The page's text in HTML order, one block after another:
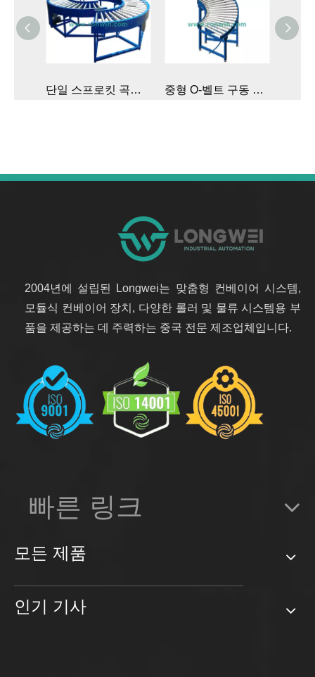
단일 스프로킷 곡선 구동 롤러 컨베이어 라인 중형 O-벨트 구동 곡선형 롤러 컨베이어
2004년에 설립된 Longwei는 맞춤형 컨베이어 시스템,
모듈식 컨베이어 장치, 다양한 롤러 및 물류 시스템용 부
품을 제공하는 데 주력하는 중국 전문 제조업체입니다.
빠른 링크
모든 제품
인기 기사